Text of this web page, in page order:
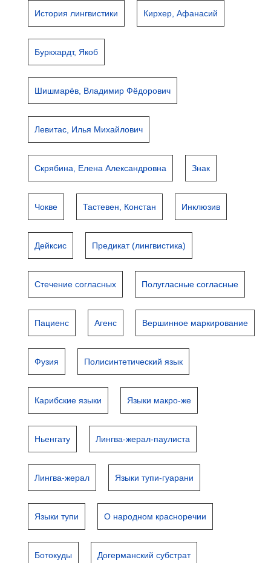
История лингвистики Кирхер, Афанасий
Буркхардт, Якоб
Шишмарёв, Владимир Фёдорович
Левитас, Илья Михайлович
Скрябина, Елена Александровна Знак
Чокве Тастевен, Констан Инклюзив
Дейксис Предикат (лингвистика)
Стечение согласных Полугласные согласные
Пациенс Агенс Вершинное маркирование
Фузия Полисинтетический язык
Карибские языки Языки макро-же
Ньенгату Лингва-жерал-паулиста
Лингва-жерал Языки тупи-гуарани
Языки тупи О народном красноречии
Ботокуды Догерманский субстрат